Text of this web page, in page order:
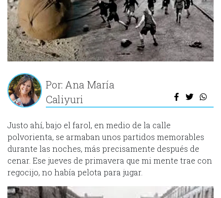
Por: Ana María
Caliyuri
Justo ahí, bajo el farol, en medio de la calle
polvorienta, se armaban unos partidos memorables
durante las noches, más precisamente después de
cenar. Ese jueves de primavera que mi mente trae con
regocijo, no había pelota para jugar.